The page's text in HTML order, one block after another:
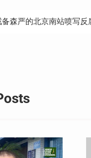
森严的北京南站喷写反